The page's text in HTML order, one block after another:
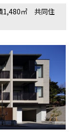
㎡ 共同住